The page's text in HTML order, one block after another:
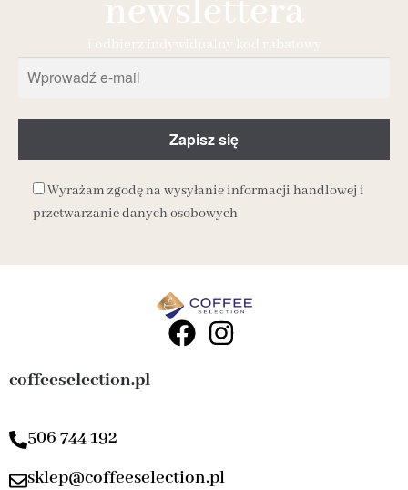
newslettera
i odbierz indywidualny kod rabatowy
Wyrażam zgodę na wysyłanie informacji handlowej i
przetwarzanie danych osobowych
coffeeselection.pl
506 744 192
sklep@coffeeselection.pl